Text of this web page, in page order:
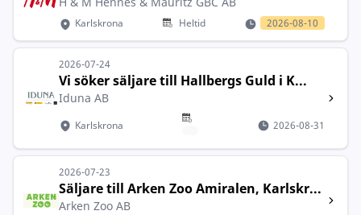
Karlskrona Heltid 2026-08-10
2026-07-24
Vi söker säljare till Hallbergs Guld i K...
Iduna AB
Karlskrona 2026-08-31
2026-07-23
Säljare till Arken Zoo Amiralen, Karlskr...
Arken Zoo AB